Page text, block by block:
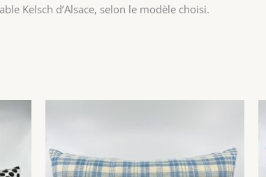
Kelsch d’Alsace, selon le modèle choisi.